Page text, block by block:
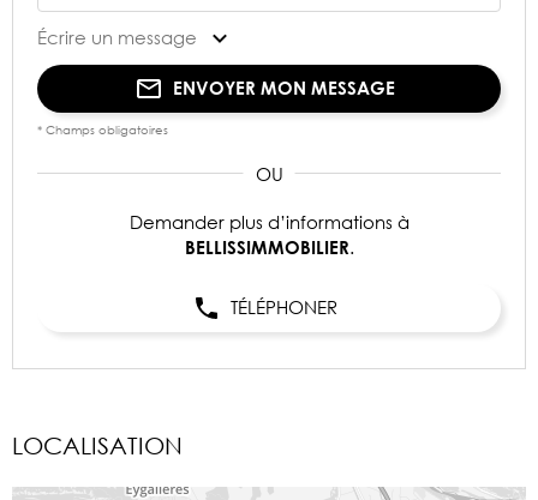
Écrire un message
ENVOYER MON MESSAGE
* Champs obligatoires
Demander plus d’informations à
BELLISSIMMOBILIER.
TÉLÉPHONER
LOCALISATION